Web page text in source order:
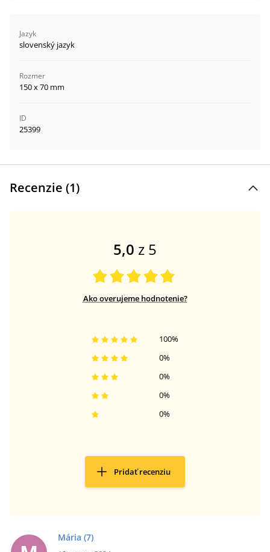
Jazyk
slovenský jazyk
Rozmer
150 x 70 mm
ID
25399
Recenzie (1)
5,0 z 5
Ako overujeme hodnotenie?
0%
0%
0%
0%
100%
Pridať recenziu
Mária (7)